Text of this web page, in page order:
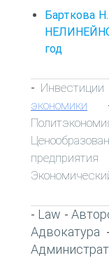
Барткова
год
- Инвестиции
экономики
предприятия
- Law -
Адвокатура